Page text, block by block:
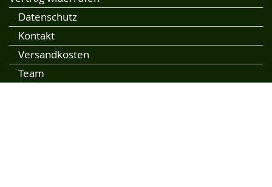
Datenschutz
Kontakt
Versandkosten
Team